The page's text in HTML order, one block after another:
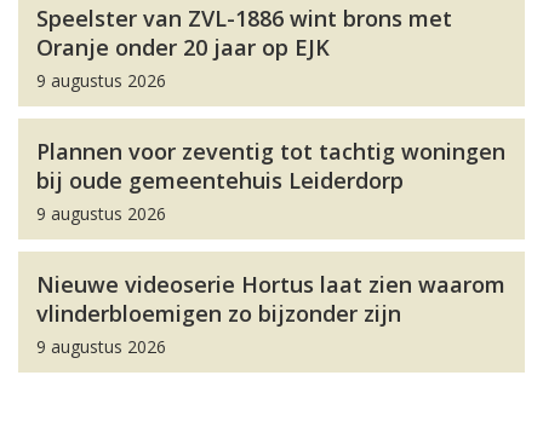
Speelster van ZVL-1886 wint brons met
Oranje onder 20 jaar op EJK
9 augustus 2026
Plannen voor zeventig tot tachtig woningen
bij oude gemeentehuis Leiderdorp
9 augustus 2026
Nieuwe videoserie Hortus laat zien waarom
vlinderbloemigen zo bijzonder zijn
9 augustus 2026